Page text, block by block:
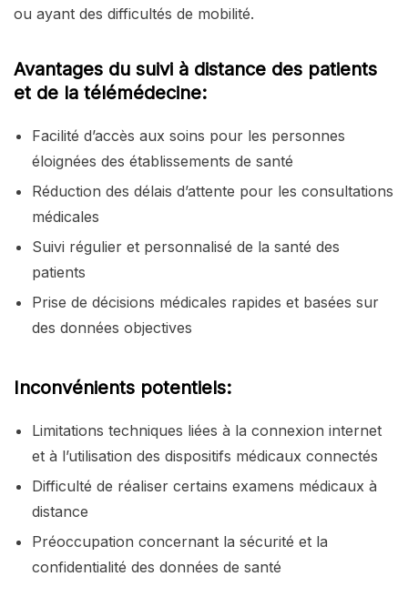
ou ayant des difficultés de mobilité.
Avantages du suivi à distance des patients
et de la télémédecine:
Facilité d’accès aux soins pour les personnes
éloignées des établissements de santé
Réduction des délais d’attente pour les consultations
médicales
Suivi régulier et personnalisé de la santé des
patients
Prise de décisions médicales rapides et basées sur
des données objectives
Inconvénients potentiels:
Limitations techniques liées à la connexion internet
et à l’utilisation des dispositifs médicaux connectés
Difficulté de réaliser certains examens médicaux à
distance
Préoccupation concernant la sécurité et la
confidentialité des données de santé